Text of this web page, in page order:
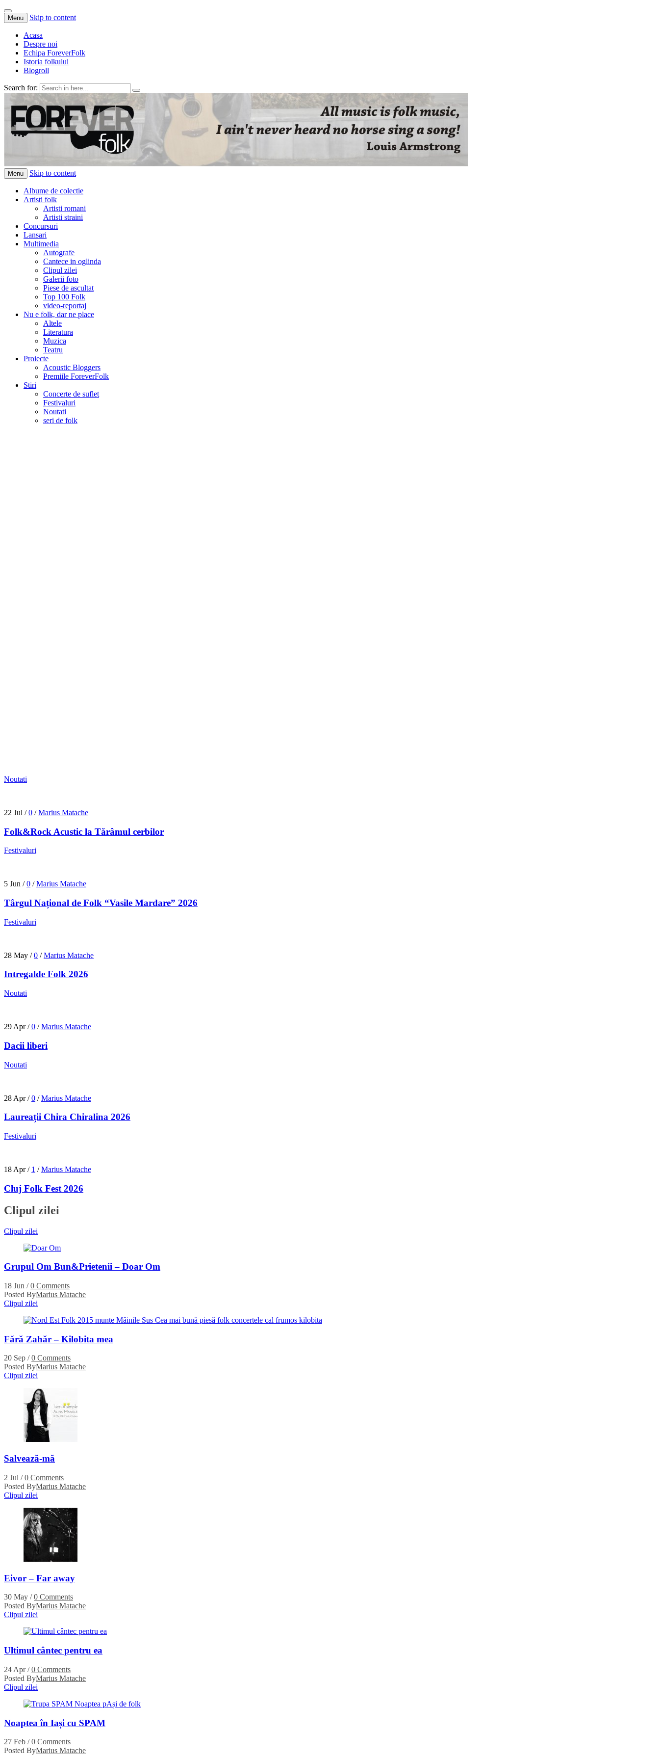
Menu Skip to content
Acasa
Despre noi
Echipa ForeverFolk
Istoria folkului
Blogroll
Search for:
ForeverFolk
Muzica sufletului tau
Menu Skip to content
Albume de colectie
Artisti folk
Artisti romani
Artisti straini
Concursuri
Lansari
Multimedia
Autografe
Cantece in oglinda
Clipul zilei
Galerii foto
Piese de ascultat
Top 100 Folk
video-reportaj
Nu e folk, dar ne place
Altele
Literatura
Muzica
Teatru
Proiecte
Acoustic Bloggers
Premiile ForeverFolk
Stiri
Concerte de suflet
Festivaluri
Noutati
seri de folk
Noutati
22 Jul / 0 / Marius Matache
Folk&Rock Acustic la Tărâmul cerbilor
Festivaluri
5 Jun / 0 / Marius Matache
Târgul Național de Folk “Vasile Mardare” 2026
Festivaluri
28 May / 0 / Marius Matache
Intregalde Folk 2026
Noutati
29 Apr / 0 / Marius Matache
Dacii liberi
Noutati
28 Apr / 0 / Marius Matache
Laureații Chira Chiralina 2026
Festivaluri
18 Apr / 1 / Marius Matache
Cluj Folk Fest 2026
Clipul zilei
Clipul zilei
Grupul Om Bun&Prietenii – Doar Om
18 Jun / 0 Comments
Posted ByMarius Matache
Clipul zilei
Fără Zahăr – Kilobita mea
20 Sep / 0 Comments
Posted ByMarius Matache
Clipul zilei
Salvează-mă
2 Jul / 0 Comments
Posted ByMarius Matache
Clipul zilei
Eivor – Far away
30 May / 0 Comments
Posted ByMarius Matache
Clipul zilei
Ultimul cântec pentru ea
24 Apr / 0 Comments
Posted ByMarius Matache
Clipul zilei
Noaptea în Iași cu SPAM
27 Feb / 0 Comments
Posted ByMarius Matache